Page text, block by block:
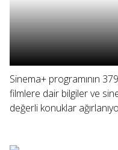
Sinema+ programının
filmlere dair bilgiler ve
değerli konuklar